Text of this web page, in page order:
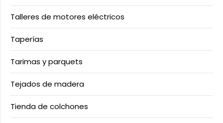
Talleres de motores eléctricos
Taperías
Tarimas y parquets
Tejados de madera
Tienda de colchones